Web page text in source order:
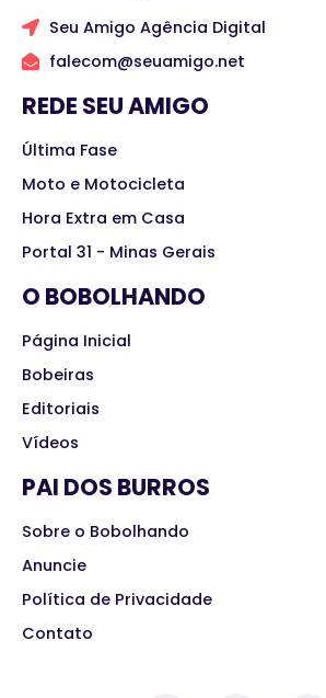
Seu Amigo Agência Digital
falecom@seuamigo.net
REDE SEU AMIGO
Última Fase
Moto e Motocicleta
Hora Extra em Casa
Portal 31 - Minas Gerais
O BOBOLHANDO
Página Inicial
Bobeiras
Editoriais
Vídeos
PAI DOS BURROS
Sobre o Bobolhando
Anuncie
Política de Privacidade
Contato